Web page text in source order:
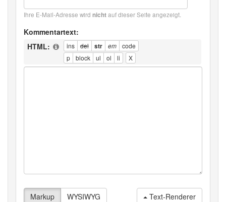
Ihre E-Mail-Adresse wird nichtauf dieser Seite angezeigt.
Kommentartext:
HTML:
Text-Renderer